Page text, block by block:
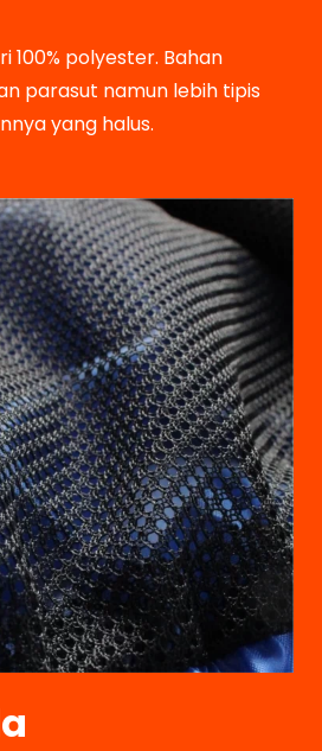
100% polyester. Bahan
parasut namun lebih tipis
yang halus.